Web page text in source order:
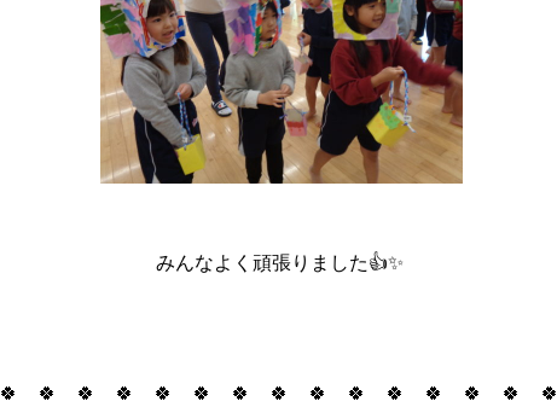
みんなよく頑張りました👍✨
🍀 🍀 🍀 🍀 🍀 🍀 🍀 🍀 🍀 🍀 🍀 🍀 🍀 🍀 🍀